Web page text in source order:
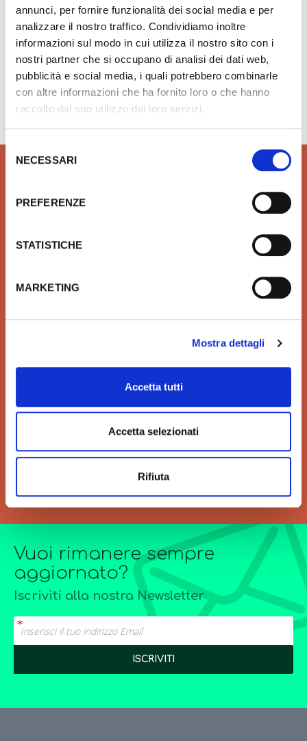
annunci, per fornire funzionalità dei social media e per
analizzare il nostro traffico. Condividiamo inoltre
informazioni sul modo in cui utilizza il nostro sito con i
nostri partner che si occupano di analisi dei dati web,
pubblicità e social media, i quali potrebbero combinarle
con altre informazioni che ha fornito loro o che hanno
raccolto dal suo utilizzo dei loro servizi.
Selezione
delNECESSARI
PREFERENZE
STATISTICHE
MARKETING
Mostra dettagli
Accetta tutti
Accetta selezionati
Rifiuta
Hai bisogno di aiuto?info@rubinetteria.com
dal Lunedì al Venerdì 8.30 - 12.00 / 13.30 - 18.00
Prodotti idrotermosanitari e
tendenze di Design
Affidiamo il tuo denaro e la
tua sicurezza a Xpay. Il
effettuare i pagamenti e per
la tua tutela.
Velocità di consegna per
di acquisto.
GRANDI ORDINI
Siamo sempre a tua
l’elaborazione di offerte di
grandi quantitativi o
forniture particolarmente
Vuoi rimanere sempre
aggiornato?
Iscriviti alla nostra Newsletter